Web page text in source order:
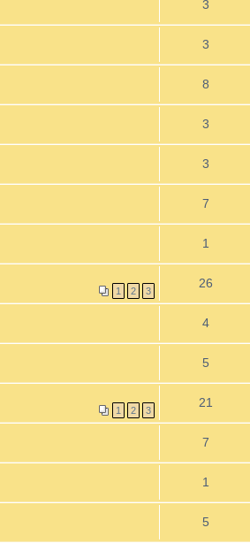
3
3
8
3
3
7
1
1 2 3
26
4
5
1 2 3
21
7
1
5